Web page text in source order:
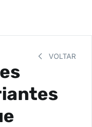
VOLTAR